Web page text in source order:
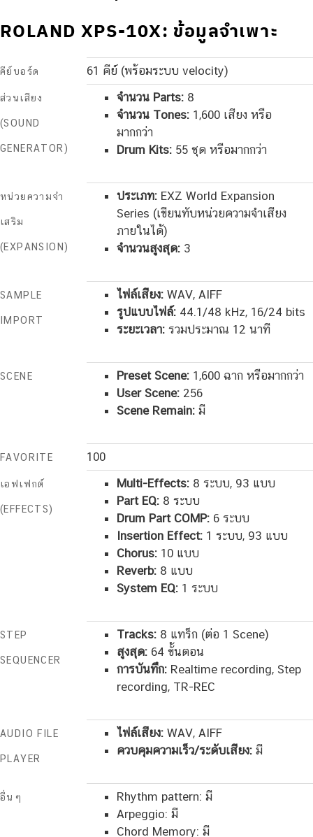
ROLAND XPS-10X: ข้อมูลจำเพาะ
คีย์บอร์ด 61 คีย์ (พร้อมระบบ velocity)
ส่วนเสียง
(SOUND
GENERATOR)
จำนวน Parts:8
จำนวน Tones:1,600 เสียง หรือ
มากกว่า
Drum Kits:55 ชุด หรือมากกว่า
หน่วยความจำ
เสริม
(EXPANSION)
ประเภท:EXZ World Expansion
Series (เขียนทับหน่วยความจำเสียง
ภายในได้)
จำนวนสูงสุด:3
SAMPLE
IMPORT
ไฟล์เสียง:WAV, AIFF
รูปแบบไฟล์:44.1/48 kHz, 16/24 bits
ระยะเวลา:รวมประมาณ 12 นาที
SCENE Preset Scene:1,600 ฉาก หรือมากกว่า
User Scene:256
Scene Remain:มี
FAVORITE 100
เอฟเฟกต์
(EFFECTS)
Multi-Effects:8 ระบบ, 93 แบบ
Part EQ:8 ระบบ
Drum Part COMP:6 ระบบ
Insertion Effect:1 ระบบ, 93 แบบ
Chorus:10 แบบ
Reverb:8 แบบ
System EQ:1 ระบบ
STEP
SEQUENCER
Tracks:8 แทร็ก (ต่อ 1 Scene)
สูงสุด:64 ขั้นตอน
การบันทึก:Realtime recording, Step
recording, TR-REC
AUDIO FILE
PLAYER
ไฟล์เสียง:WAV, AIFF
ควบคุมความเร็ว/ระดับเสียง:มี
อื่นๆ
Rhythm pattern: มี
Arpeggio: มี
Chord Memory: มี